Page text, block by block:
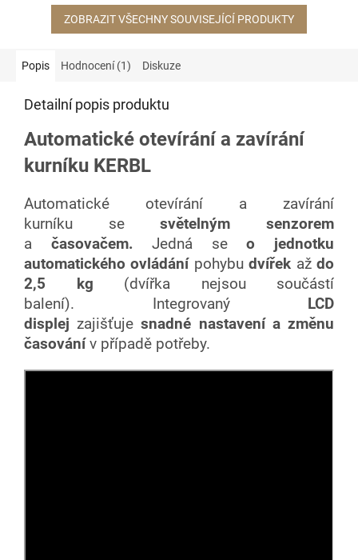
ZOBRAZIT VŠECHNY SOUVISEJÍCÍ PRODUKTY
Popis Hodnocení (1) Diskuze
Detailní popis produktu
Automatické otevírání a zavírání
kurníku KERBL
Automatické otevírání a zavírání
kurníku sesvětelným senzorem
a časovačem.Jedná seo jednotku
automatického ovládání pohybudvířek aždo
2,5 kg (dvířka nejsou součástí
balení).
Integrovaný
LCD
displejzajišťujesnadné nastavení a změnu
časovánív případě potřeby.